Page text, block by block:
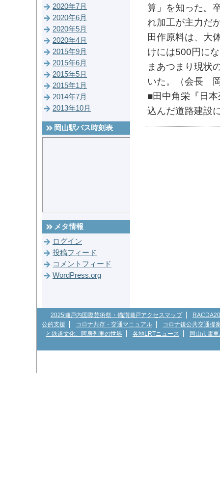
算」を知った。
れ加工が主力だ
田作原料は、大
けには500円に
まあつまり現状
いた。（会長
■田中角栄『日
込んだ道路建設
2020年7月
2020年6月
2020年5月
2020年4月
2015年9月
2015年6月
2015年5月
2015年1月
2014年7月
2013年10月
岡山駅バス時刻表
メタ情報
ログイン
投稿フィード
コメントフィード
WordPress.org
2025瀬戸内国際芸術祭・備讃瀬戸アクセスマップ
公的支援
コロナ共存・交通マニュアル
コロナ後公共交通提
と鉄道文化、阿房列車の世界
各地LRTニュース 岡山市電